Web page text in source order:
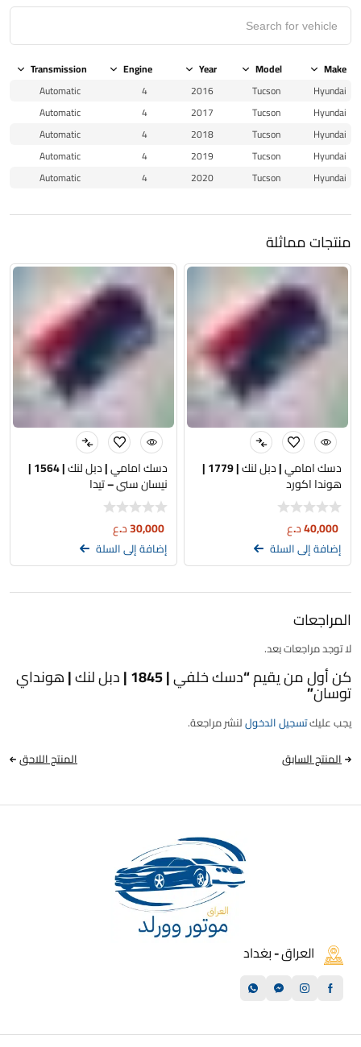
Make
Model
Year
Engine
Transmission
Hyundai
Tucson
2016
4
Automatic
Hyundai
Tucson
2017
4
Automatic
Hyundai
Tucson
2018
4
Automatic
Hyundai
Tucson
2019
4
Automatic
Hyundai
Tucson
2020
4
Automatic
منتجات مماثلة
دسك امامي | دبل لنك | 1779 |
هوندا اكورد
40,000د.ع
إضافة إلى السلة
دسك امامي | دبل لنك | 1564 |
نيسان سني – تيدا
30,000د.ع
إضافة إلى السلة
المراجعات
لا توجد مراجعات بعد.
كن أول من يقيم “دسك خلفي | 1845 | دبل لنك | هونداي
توسان”
يجب عليكتسجيل الدخوللنشر مراجعة.
المنتج السابق
المنتج اللاحق
العراق - بغداد